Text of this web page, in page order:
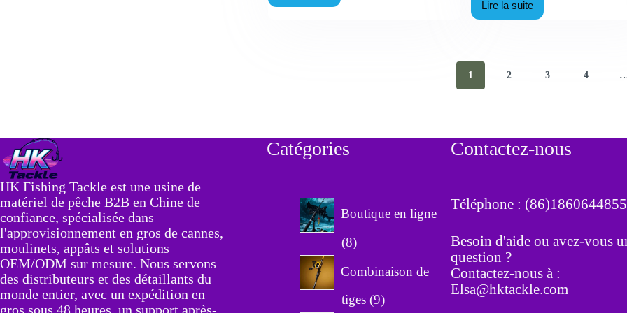
à
Lire la suite
Fabricant
de
OEM
:
fausses
en
1 2 3 4
HK Fishing Tackle est une usine de
matériel de pêche B2B en Chine de
confiance, spécialisée dans
l'approvisionnement en gros de cannes,
moulinets, appâts et solutions
OEM/ODM sur mesure. Nous servons
des distributeurs et des détaillants du
monde entier, avec un expédition en
gros sous 48 heures, un support après-
Catégories
Boutique en ligne
88
r
o
Combinaison de
tiges 99
Contactez-nous
Téléphone :
Besoin d'aide ou avez-vous
question ?
Contactez-nous à :
Elsa@hktackle.com